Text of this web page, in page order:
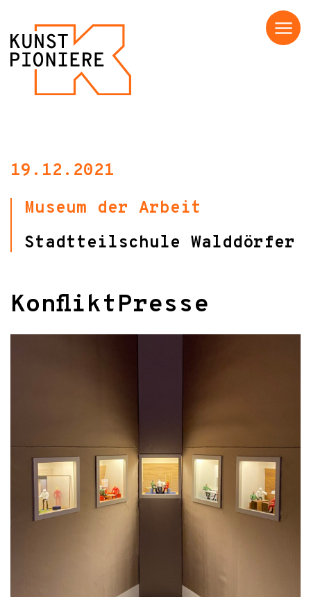
Menü
19.12.2021
Museum der Arbeit
Stadtteilschule Walddörfer
KonfliktPresse